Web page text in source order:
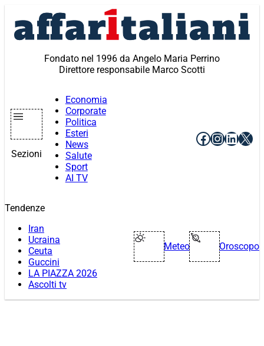
contenuto
Fondato nel 1996 da Angelo Maria Perrino
Direttore responsabile Marco Scotti
Sezioni
Economia
Corporate
Politica
Esteri
News
Salute
Sport
AI TV
Facebook
X
Tendenze
Iran
Ucraina
Ceuta
Guccini
LA PIAZZA 2026
Ascolti tv
Meteo Oroscopo